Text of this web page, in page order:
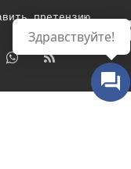
претензию
WhatsApp
RSS
Здравствуйте!